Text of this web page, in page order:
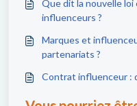
Que dit la nouvelle loi
influenceurs ?
Marques et
partenariats ?
Contrat influenceur :